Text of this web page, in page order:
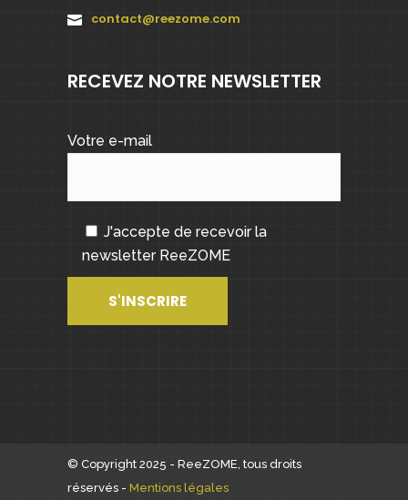
contact@reezome.com
RECEVEZ NOTRE NEWSLETTER
Votre e-mail
J'accepte de recevoir la
newsletter ReeZOME
© Copyright 2025 - ReeZOME, tous droits
réservés - Mentions légales